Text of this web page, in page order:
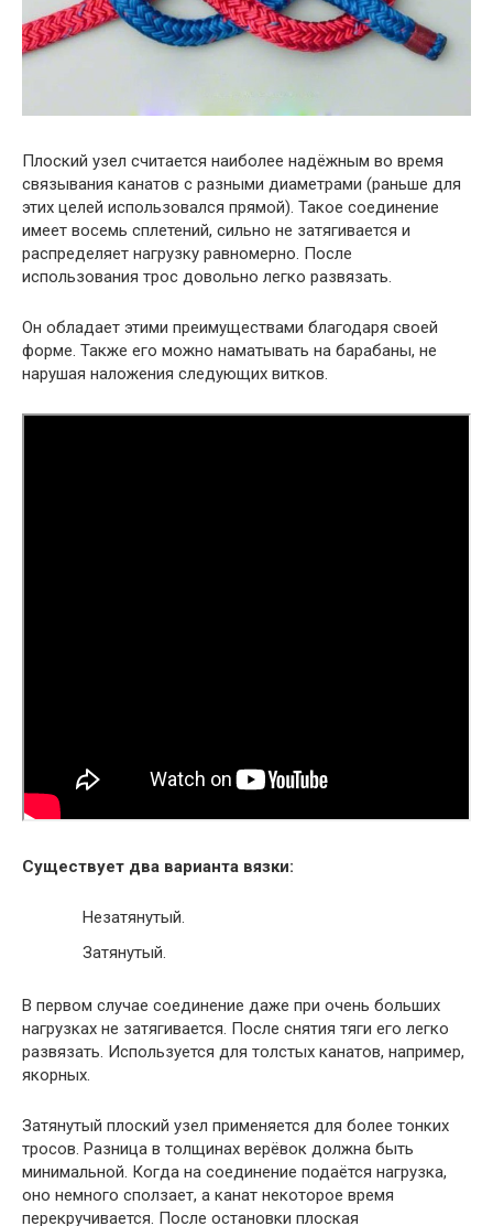
Плоский узел считается наиболее надёжным во время
связывания канатов с разными диаметрами (раньше для
этих целей использовался прямой). Такое соединение
имеет восемь сплетений, сильно не затягивается и
распределяет нагрузку равномерно. После
использования трос довольно легко развязать.
Он обладает этими преимуществами благодаря своей
форме. Также его можно наматывать на барабаны, не
нарушая наложения следующих витков.
Существует два варианта вязки:
Незатянутый.
Затянутый.
В первом случае соединение даже при очень больших
нагрузках не затягивается. После снятия тяги его легко
развязать. Используется для толстых канатов, например,
якорных.
Затянутый плоский узел применяется для более тонких
тросов. Разница в толщинах верёвок должна быть
минимальной. Когда на соединение подаётся нагрузка,
оно немного сползает, а канат некоторое время
перекручивается. После остановки плоская